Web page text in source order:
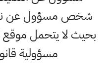
شخص مسؤول عن
بحيث لا يتحمل موقع
مسؤولية